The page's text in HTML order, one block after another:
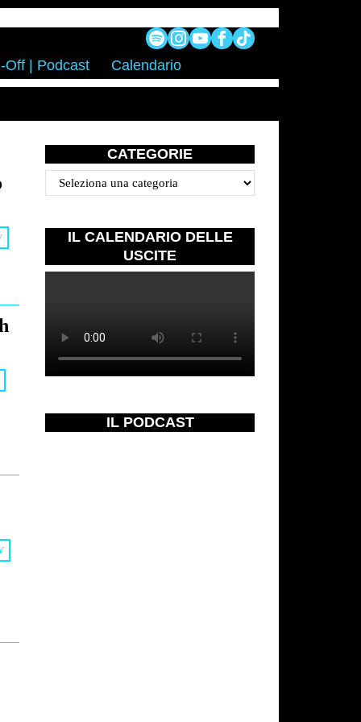
Off | Podcast Calendario
CATEGORIE
Categorie
IL CALENDARIO DELLE
USCITE
IL PODCAST